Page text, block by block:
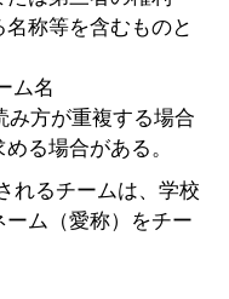
称等を含むものと
ム名
方が重複する場合
る場合がある。
れるチームは、学校
ム（愛称）をチー